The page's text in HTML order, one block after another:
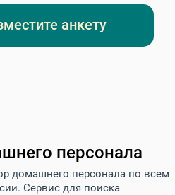
анкету
персонала
домашнего персонала по всем
Сервис для поиска